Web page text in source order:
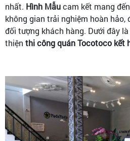
nhất. Hình Mẫucam kết mang
không gian trải nghiệm hoàn
đối tượng khách hàng. Dưới đây
thiện thi công quán Tocotoco kết